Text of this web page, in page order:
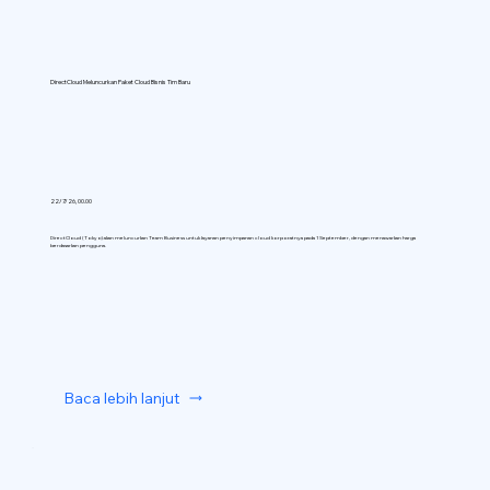
DirectCloud Meluncurkan Paket Cloud Bisnis Tim Baru
22/7/26, 00.00
DirectCloud (Tokyo) akan meluncurkan Team Business untuk layanan penyimpanan cloud korporatnya pada 1 September, dengan menawarkan harga
berdasarkan pengguna.
Baca lebih lanjut